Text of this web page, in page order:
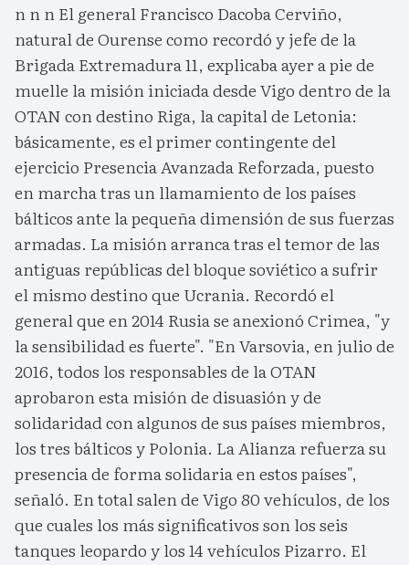
n n n El general Francisco Dacoba Cerviño,
natural de Ourense como recordó y jefe de la
Brigada Extremadura 11, explicaba ayer a pie de
muelle la misión iniciada desde Vigo dentro de la
OTAN con destino Riga, la capital de Letonia:
básicamente, es el primer contingente del
ejercicio Presencia Avanzada Reforzada, puesto
en marcha tras un llamamiento de los países
bálticos ante la pequeña dimensión de sus fuerzas
armadas. La misión arranca tras el temor de las
antiguas repúblicas del bloque soviético a sufrir
el mismo destino que Ucrania. Recordó el
general que en 2014 Rusia se anexionó Crimea, "y
la sensibilidad es fuerte". "En Varsovia, en julio de
2016, todos los responsables de la OTAN
aprobaron esta misión de disuasión y de
solidaridad con algunos de sus países miembros,
los tres bálticos y Polonia. La Alianza refuerza su
presencia de forma solidaria en estos países",
señaló. En total salen de Vigo 80 vehículos, de los
que cuales los más significativos son los seis
tanques leopardo y los 14 vehículos Pizarro. El